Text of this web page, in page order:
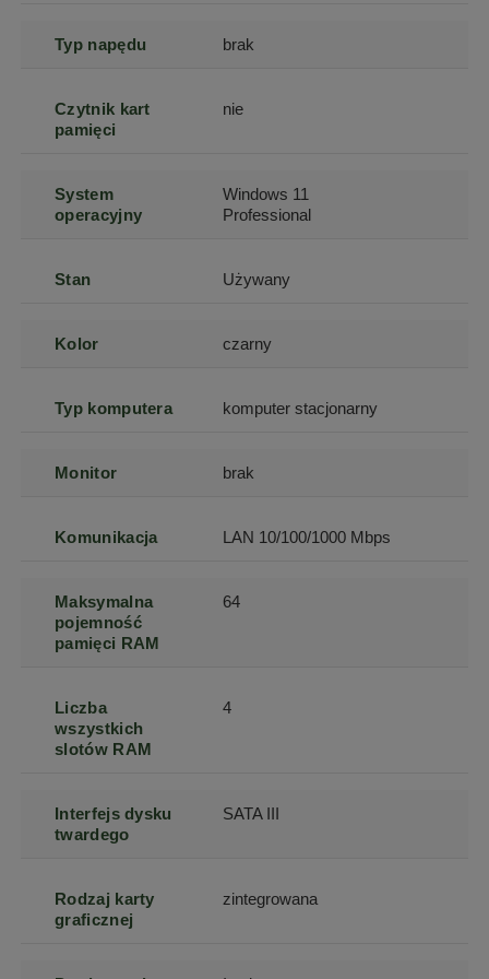
Typ napędu brak
Czytnik kart
pamięci
nie
System
operacyjny
Windows 11
Professional
Stan Używany
Kolor czarny
Typ komputera komputer stacjonarny
Monitor brak
Komunikacja LAN 10/100/1000 Mbps
Maksymalna
pojemność
pamięci RAM
64
Liczba
wszystkich
slotów RAM
4
Interfejs dysku
twardego
SATA III
Rodzaj karty
graficznej
zintegrowana